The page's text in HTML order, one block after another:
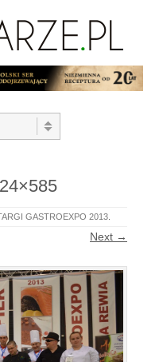
GASTROEXPO 2013
Next →